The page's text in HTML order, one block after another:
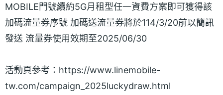
MOBILE門號續約5G月租型任一資費方案即可獲得該
加碼流量券序號 加碼送流量券將於114/3/20前以簡訊
發送 流量券使用效期至2025/06/30
活動頁參考：https://www.linemobile-
tw.com/campaign_2025luckydraw.html